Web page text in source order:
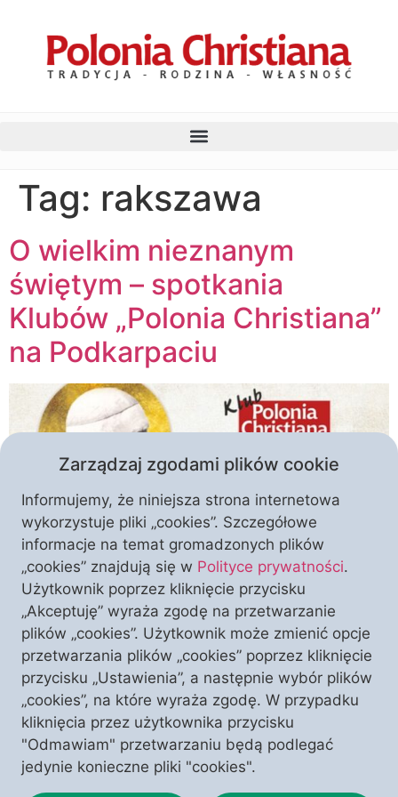
Tag: rakszawa
O wielkim nieznanym
świętym – spotkania
Klubów „Polonia Christiana”
na Podkarpaciu
Nasze Kluby w Pilźnie i Rakszawie organizują
spotkania w ramach cyklu mającego na celu
przywrócenie pamięci o wielkim biskupie, Polaku i
patriocie – abp. Zbigniewie Szczęsnym Felińskim.
Warto, przyjść, posłuchać i podyskutować o tej
postaci oraz podobnych do niego wzorach świętości
i polskości, i to w dodatku w obecności relikwii
świętego hierarchy. Prelegentem i zarazem […]
Zarządzaj zgodami plików cookie
Informujemy, że niniejsza strona internetowa
wykorzystuje pliki „cookies”. Szczegółowe
informacje na temat gromadzonych plików
„cookies” znajdują się w Polityce prywatności.
Użytkownik poprzez kliknięcie przycisku
„Akceptuję” wyraża zgodę na przetwarzanie
plików „cookies”. Użytkownik może zmienić opcje
przetwarzania plików „cookies” poprzez kliknięcie
przycisku „Ustawienia”, a następnie wybór plików
„cookies”, na które wyraża zgodę. W przypadku
kliknięcia przez użytkownika przycisku
"Odmawiam" przetwarzaniu będą podlegać
jedynie konieczne pliki "cookies".